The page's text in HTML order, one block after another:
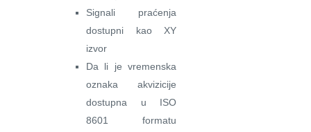
Signali praćenja
dostupni kao XY
izvor
Da li je vremenska
oznaka akvizicije
dostupna u ISO
8601 formatu